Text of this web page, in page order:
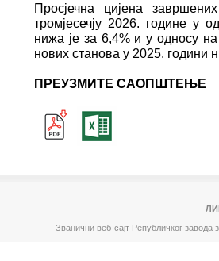
Просјечна цијена
тромјесечју 2026. године у
нижа је за 6,4% и у односу
нових станова у 2025. години
ПРЕУЗМИТЕ САОПШТЕЊЕ
Званични веб-сајт Републичког